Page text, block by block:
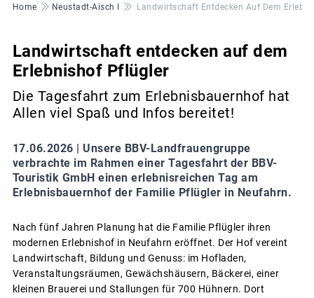
Pfadnavigation
Home Neustadt-Aisch I Landwirtschaft Entdecken Auf Dem
Landwirtschaft entdecken auf dem
Erlebnishof Pflügler
Die Tagesfahrt zum Erlebnisbauernhof hat
Allen viel Spaß und Infos bereitet!
17.06.2026 | Unsere BBV-Landfrauengruppe
verbrachte im Rahmen einer Tagesfahrt der BBV-
Touristik GmbH einen erlebnisreichen Tag am
Erlebnisbauernhof der Familie Pflügler in Neufahrn.
Nach fünf Jahren Planung hat die Familie Pflügler ihren
modernen Erlebnishof in Neufahrn eröffnet. Der Hof vereint
Landwirtschaft, Bildung und Genuss: im Hofladen,
Veranstaltungsräumen, Gewächshäusern, Bäckerei, einer
kleinen Brauerei und Stallungen für 700 Hühnern. Dort